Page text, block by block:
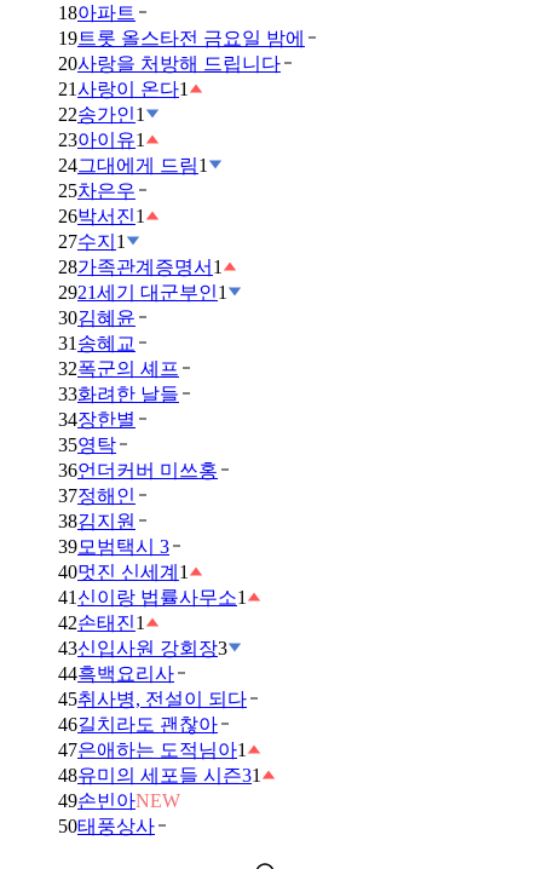
18아파트
19트롯 올스타전 금요일 밤에
20사랑을 처방해 드립니다
21사랑이 온다1
22송가인1
23아이유1
24그대에게 드림1
25차은우
26박서진1
27수지 1
28가족관계증명서 1
2921세기 대군부인1
30김혜윤
31 송혜교
32폭군의 셰프
33화려한 날들
34장한별
35영탁
36언더커버 미쓰홍
37정해인
38김지원
39모범택시 3
40멋진 신세계 1
41 신이랑 법률사무소1
42손태진1
43신입사원 강회장3
44흑백요리사
45취사병, 전설이 되다
46길치라도 괜찮아
47은애하는 도적님아1
48유미의 세포들 시즌31
49손빈아NEW
50태풍상사